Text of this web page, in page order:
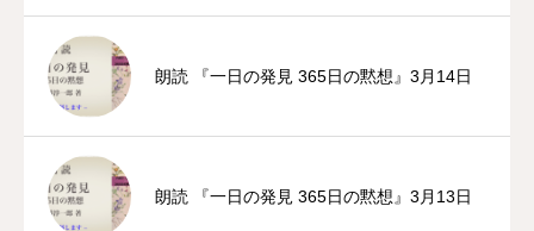
朗読 『一日の発見 365日の黙想』3月14日
朗読 『一日の発見 365日の黙想』3月13日